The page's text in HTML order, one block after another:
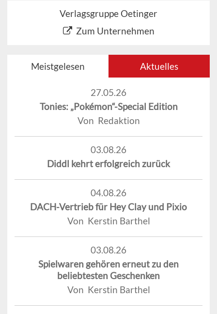
Verlagsgruppe Oetinger
Zum Unternehmen
Meistgelesen Aktuelles
27.05.26
Tonies: „Pokémon“-Special Edition
Von Redaktion
03.08.26
Diddl kehrt erfolgreich zurück
04.08.26
DACH-Vertrieb für Hey Clay und Pixio
Von Kerstin Barthel
03.08.26
Spielwaren gehören erneut zu den
beliebtesten Geschenken
Von Kerstin Barthel